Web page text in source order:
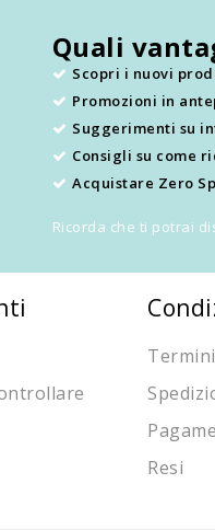
Quali
Scopri i nuovi
Promozioni in
Suggerimenti su
Consigli su come
Acquistare Zero
Ricorda che ti potrai
Resi